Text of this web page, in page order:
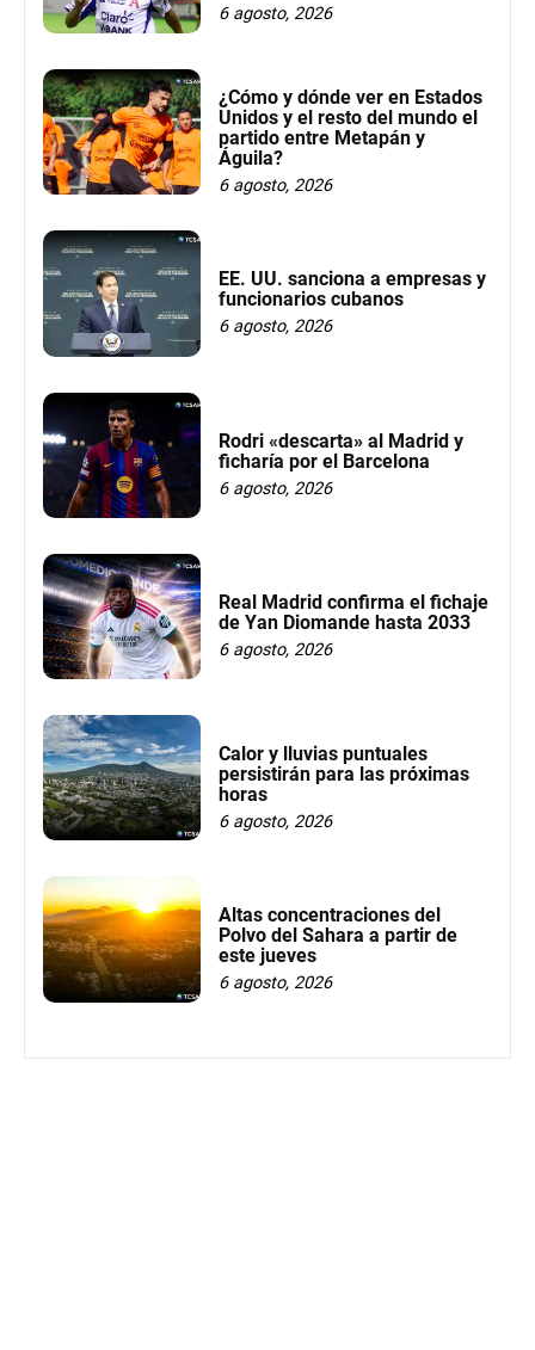
6 agosto, 2026
¿Cómo y dónde ver en Estados
Unidos y el resto del mundo el
partido entre Metapán y
Águila?
6 agosto, 2026
EE. UU. sanciona a empresas y
funcionarios cubanos
6 agosto, 2026
Rodri «descarta» al Madrid y
ficharía por el Barcelona
6 agosto, 2026
Real Madrid confirma el fichaje
de Yan Diomande hasta 2033
6 agosto, 2026
Calor y lluvias puntuales
persistirán para las próximas
horas
6 agosto, 2026
Altas concentraciones del
Polvo del Sahara a partir de
este jueves
6 agosto, 2026